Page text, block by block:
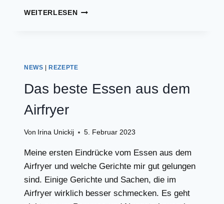
WEITERLESENDREI
NEWS |REZEPTE
Das beste Essen aus dem
Airfryer
Von Irina Unickij 5. Februar 2023
Meine ersten Eindrücke vom Essen aus dem
Airfryer und welche Gerichte mir gut gelungen
sind. Einige Gerichte und Sachen, die im
Airfryer wirklich besser schmecken. Es geht